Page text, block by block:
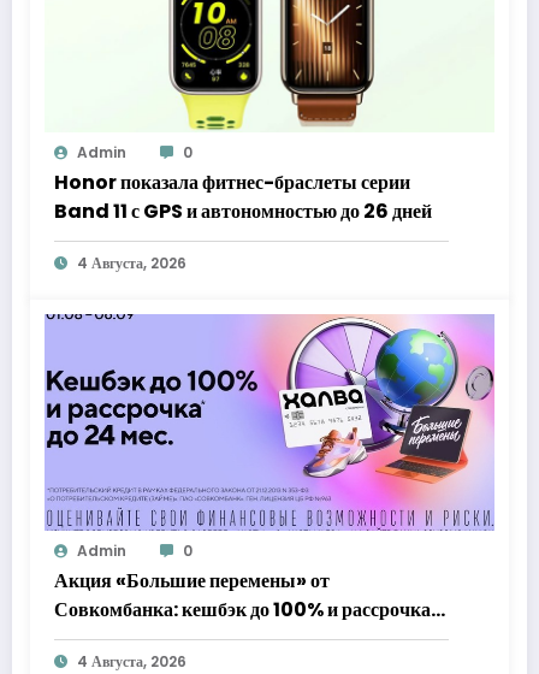
Admin 0
Honor показала фитнес-браслеты серии
Band 11 с GPS и автономностью до 26 дней
4 Августа, 2026
Admin 0
Акция «Большие перемены» от
Совкомбанка: кешбэк до 100% и рассрочка
до 24 месяцев с «Халвой»
4 Августа, 2026